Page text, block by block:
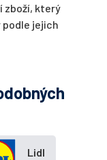
zboží, který
jejich
Lidl